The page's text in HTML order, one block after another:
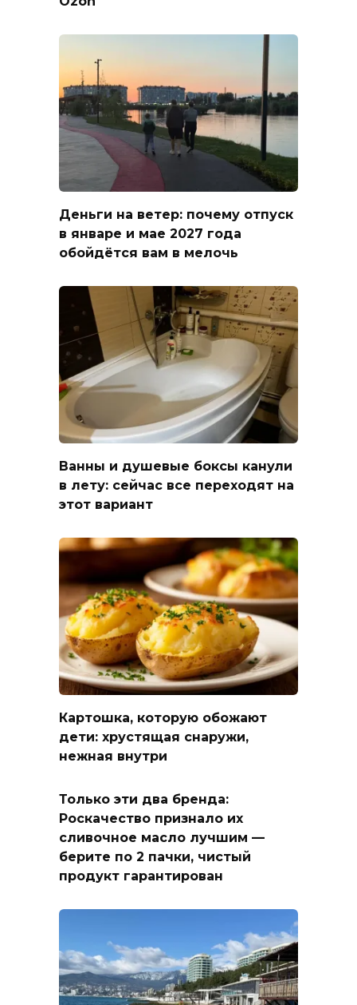
Деньги на ветер: почему отпуск
в январе и мае 2027 года
обойдётся вам в мелочь
Ванны и душевые боксы канули
в лету: сейчас все переходят на
этот вариант
Картошка, которую обожают
дети: хрустящая снаружи,
нежная внутри
Только эти два бренда:
Роскачество признало их
сливочное масло лучшим —
берите по 2 пачки, чистый
продукт гарантирован